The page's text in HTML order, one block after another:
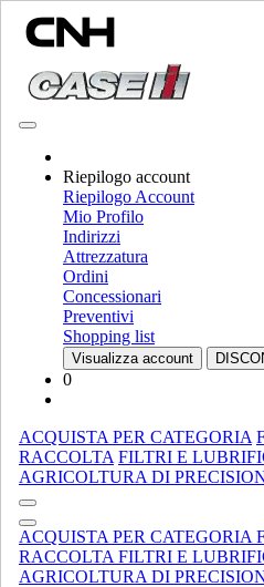
Riepilogo account
Riepilogo Account
Mio Profilo
Indirizzi
Attrezzatura
Ordini
Concessionari
Preventivi
Shopping list
Visualizza account
0
ACQUISTA PER CATEGORIA
RACCOLTA FILTRI E
AGRICOLTURA DI
ACQUISTA PER CATEGORIA
RACCOLTA FILTRI E
AGRICOLTURA DI
Scegli Brand
Chiudi il menu
ATTREZZATURA
ATTREZZATURA
MOVIMENTAZIONE MATERIALE
Miscelatori Di Materiale
Frantumato
Mini Pale Mini Pale
Pale Caricatrici Cingolate
Spandiletame Spandiletame
Specializzati Specializzati